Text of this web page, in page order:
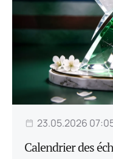
23.05.2026
Calendrier des